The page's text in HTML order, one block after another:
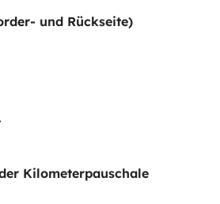
und Rückseite)
Kilometerpauschale